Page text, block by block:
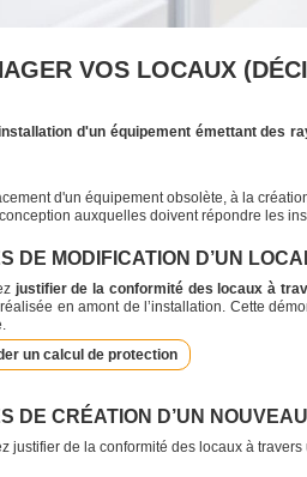
VOS LOCAUX
d'un équipement émettant des
d'un équipement obsolète, à la
auxquelles doivent répondre les
DE MODIFICATION D’UN
justifier de la conformité des locaux à
en amont de l’installation. Cette
un calcul de protection
DE CRÉATION D’UN
justifier de la conformité des locaux à travers